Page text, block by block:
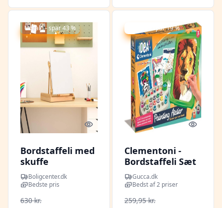
Udsalg - spar 43 %
Quick look
Bordstaffeli med
skuffe
41,5×37×12 cm i
massivt fyrretræ
Boligcenter.dk
Bedste pris
630 kr.
Udsalg - spar 19 %
Quick
Clementoni -
Bordstaffeli Sæt
Med Maling Og
Motiver - Børn
Gucca.dk
Bedst af 2 priser
259,95 kr.